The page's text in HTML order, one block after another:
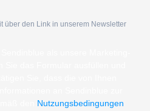
über den Link in unserem Newsletter
Nutzungsbedingungen